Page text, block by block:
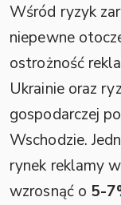
Wśród ryzyk
niepewne
ostrożność
Ukrainie oraz
gospodarczej
Wschodzie.
rynek reklamy
wzrosnąć o 5-